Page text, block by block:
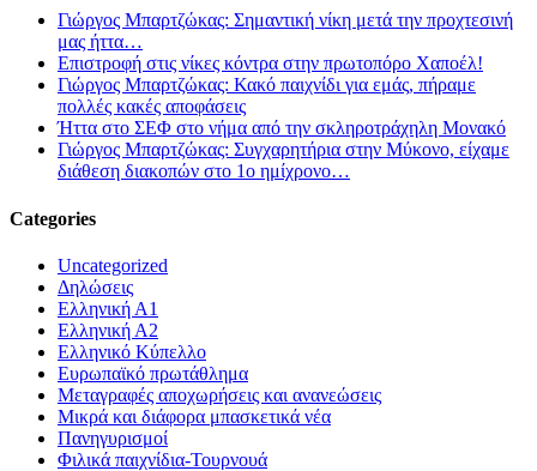
Γιώργος Μπαρτζώκας: Σημαντική νίκη μετά την προχτεσινή
μας ήττα…
Επιστροφή στις νίκες κόντρα στην πρωτοπόρο Χαποέλ!
Γιώργος Μπαρτζώκας: Κακό παιχνίδι για εμάς, πήραμε
πολλές κακές αποφάσεις
Ήττα στο ΣΕΦ στο νήμα από την σκληροτράχηλη Μονακό
Γιώργος Μπαρτζώκας: Συγχαρητήρια στην Μύκονο, είχαμε
διάθεση διακοπών στο 1ο ημίχρονο…
Categories
Uncategorized
Δηλώσεις
Ελληνική Α1
Ελληνική Α2
Ελληνικό Κύπελλο
Ευρωπαϊκό πρωτάθλημα
Μεταγραφές αποχωρήσεις και ανανεώσεις
Μικρά και διάφορα μπασκετικά νέα
Πανηγυρισμοί
Φιλικά παιχνίδια-Τουρνουά